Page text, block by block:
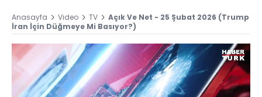
Anasayfa Video TV
Açık Ve Net - 25 Şubat 2026 (Trump
İran İçin Düğmeye Mi Basıyor?)